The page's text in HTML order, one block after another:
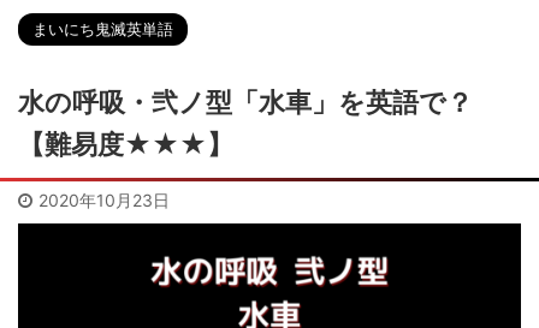
まいにち鬼滅英単語
水の呼吸・弐ノ型「水車」を英語で？
【難易度★★★】
2020年10月23日